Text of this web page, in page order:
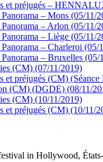
et préjugés –
Panorama – Mons (05/11/
Panorama – Arlon (05/11/
Panorama – Liège (05/11/
Panorama – Charleroi (05/
Panorama – Bruxelles (05/
(CM) (07/11/2019)
et préjugés (CM)
(CM) (DGDE) (08/11/
(CM) (10/11/2019)
et préjugés (CM) (10/11/
in Hollywood,